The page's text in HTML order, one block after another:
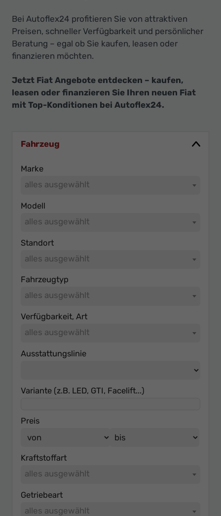
Bei Autoflex24 profitieren Sie von attraktiven
Preisen, schneller Verfügbarkeit und persönlicher
Beratung – egal ob Sie kaufen, leasen oder
finanzieren möchten.
Jetzt Fiat Angebote entdecken – kaufen,
leasen oder finanzieren Sie Ihren neuen Fiat
mit Top-Konditionen bei Autoflex24.
Fahrzeug
Marke
alles ausgewählt
Modell
alles ausgewählt
Standort
alles ausgewählt
Fahrzeugtyp
alles ausgewählt
Verfügbarkeit, Art
alles ausgewählt
Ausstattungslinie
Variante (z.B. LED, GTI, Facelift...)
Preis
Kraftstoffart
alles ausgewählt
Getriebeart
alles ausgewählt